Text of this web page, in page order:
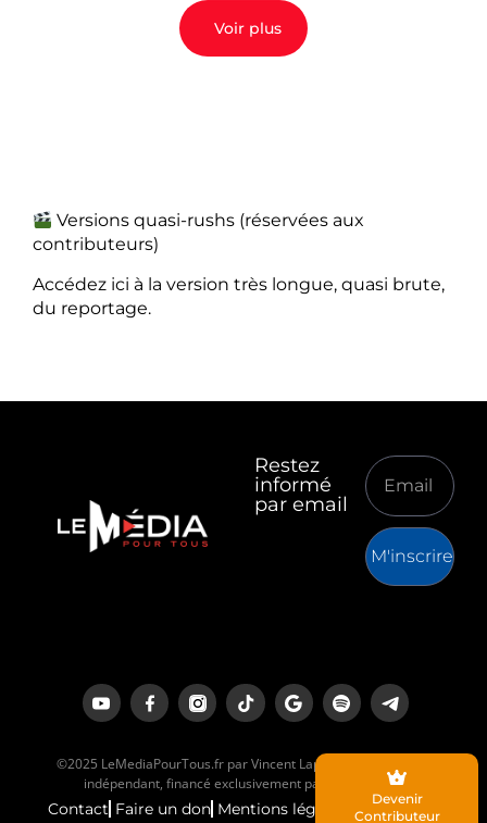
Voir plus
Versions quasi-rushs (réservées aux
contributeurs)
Accédez ici à la version très longue, quasi brute,
du reportage.
Restez
informé
par email
M'inscrire
©2025 LeMediaPourTous.fr par Vincent Lapierre est un média
indépendant, financé exclusivement par ses lecteurs.
Contact Faire un don Mentions légales
Devenir
Contributeur